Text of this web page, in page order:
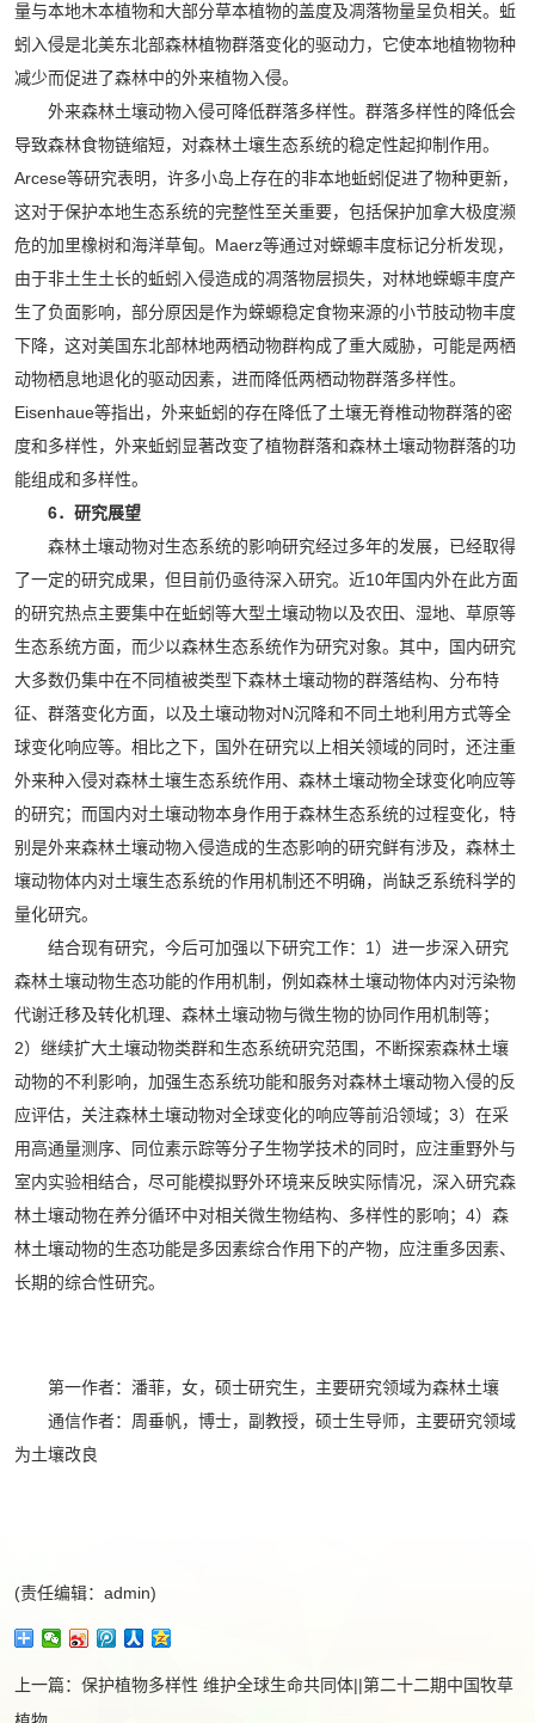
量与本地木本植物和大部分草本植物的盖度及凋落物量呈负相关。蚯
蚓入侵是北美东北部森林植物群落变化的驱动力，它使本地植物物种
减少而促进了森林中的外来植物入侵。
外来森林土壤动物入侵可降低群落多样性。群落多样性的降低会
导致森林食物链缩短，对森林土壤生态系统的稳定性起抑制作用。
Arcese等研究表明，许多小岛上存在的非本地蚯蚓促进了物种更新，
这对于保护本地生态系统的完整性至关重要，包括保护加拿大极度濒
危的加里橡树和海洋草甸。Maerz等通过对蝾螈丰度标记分析发现，
由于非土生土长的蚯蚓入侵造成的凋落物层损失，对林地蝾螈丰度产
生了负面影响，部分原因是作为蝾螈稳定食物来源的小节肢动物丰度
下降，这对美国东北部林地两栖动物群构成了重大威胁，可能是两栖
动物栖息地退化的驱动因素，进而降低两栖动物群落多样性。
Eisenhaue等指出，外来蚯蚓的存在降低了土壤无脊椎动物群落的密
度和多样性，外来蚯蚓显著改变了植物群落和森林土壤动物群落的功
能组成和多样性。
6．研究展望
森林土壤动物对生态系统的影响研究经过多年的发展，已经取得
了一定的研究成果，但目前仍亟待深入研究。近10年国内外在此方面
的研究热点主要集中在蚯蚓等大型土壤动物以及农田、湿地、草原等
生态系统方面，而少以森林生态系统作为研究对象。其中，国内研究
大多数仍集中在不同植被类型下森林土壤动物的群落结构、分布特
征、群落变化方面，以及土壤动物对N沉降和不同土地利用方式等全
球变化响应等。相比之下，国外在研究以上相关领域的同时，还注重
外来种入侵对森林土壤生态系统作用、森林土壤动物全球变化响应等
的研究；而国内对土壤动物本身作用于森林生态系统的过程变化，特
别是外来森林土壤动物入侵造成的生态影响的研究鲜有涉及，森林土
壤动物体内对土壤生态系统的作用机制还不明确，尚缺乏系统科学的
量化研究。
结合现有研究，今后可加强以下研究工作：1）进一步深入研究
森林土壤动物生态功能的作用机制，例如森林土壤动物体内对污染物
代谢迁移及转化机理、森林土壤动物与微生物的协同作用机制等；
2）继续扩大土壤动物类群和生态系统研究范围，不断探索森林土壤
动物的不利影响，加强生态系统功能和服务对森林土壤动物入侵的反
应评估，关注森林土壤动物对全球变化的响应等前沿领域；3）在采
用高通量测序、同位素示踪等分子生物学技术的同时，应注重野外与
室内实验相结合，尽可能模拟野外环境来反映实际情况，深入研究森
林土壤动物在养分循环中对相关微生物结构、多样性的影响；4）森
林土壤动物的生态功能是多因素综合作用下的产物，应注重多因素、
长期的综合性研究。
第一作者：潘菲，女，硕士研究生，主要研究领域为森林土壤
通信作者：周垂帆，博士，副教授，硕士生导师，主要研究领域
为土壤改良
(责任编辑：admin)
上一篇： 保护植物多样性 维护全球生命共同体||第二十二期中国牧草